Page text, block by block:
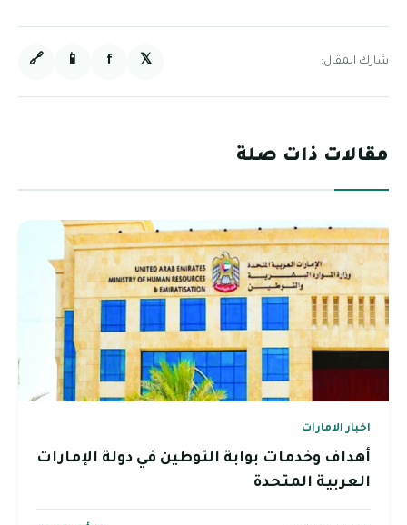
شارك المقال: 𝕏
f
📱
🔗
مقالات ذات صلة
اخبار الامارات
أهداف وخدمات بوابة التوطين في دولة الإمارات
العربية المتحدة